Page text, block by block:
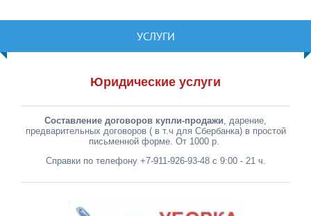
УСЛУГИ
Юридические услуги
Составление договоров купли-продажи , дарение,
предварительных договоров ( в т.ч для Сбербанка) в простой
письменной форме. От 1000 р.
Справки по телефону +7-911-926-93-48 с 9:00 - 21 ч.